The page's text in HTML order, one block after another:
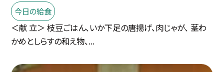
今日の給食
＜献 立＞ 枝豆ごはん、いか下足の唐揚げ、肉じゃが、 茎わ
かめとしらすの和え物、...